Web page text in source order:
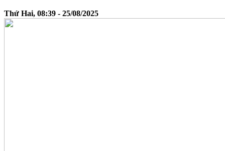
Thứ Hai, 08:39 - 25/08/2025